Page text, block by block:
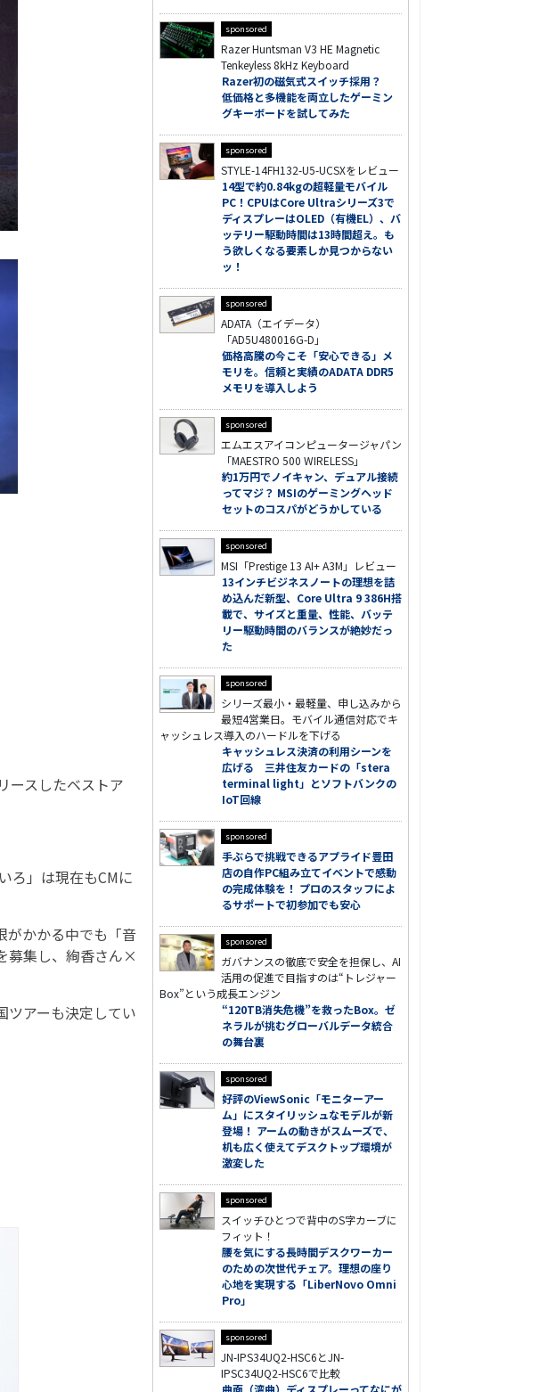
ースしたベストア
ろ」は現在もCMに
がかかる中でも「音
募集し、絢香さん×
ツアーも決定してい
sponsored
Razer Huntsman V3 HE Magnetic
Tenkeyless 8kHz Keyboard
Razer初の磁気式スイッチ採用？
低価格と多機能を両立したゲーミン
グキーボードを試してみた
sponsored
STYLE-14FH132-U5-UCSXをレビュー
14型で約0.84kgの超軽量モバイル
PC！CPUはCore Ultraシリーズ3で
ディスプレーはOLED（有機EL）、バ
ッテリー駆動時間は13時間超え。も
う欲しくなる要素しか見つからない
ッ！
sponsored
ADATA（エイデータ）
「AD5U480016G-D」
価格高騰の今こそ「安心できる」メ
モリを。信頼と実績のADATA DDR5
メモリを導入しよう
sponsored
エムエスアイコンピュータージャパン
「MAESTRO 500 WIRELESS」
約1万円でノイキャン、デュアル接続
ってマジ？ MSIのゲーミングヘッド
セットのコスパがどうかしている
sponsored
MSI「Prestige 13 AI+ A3M」レビュー
13インチビジネスノートの理想を詰
め込んだ新型、Core Ultra 9 386H搭
載で、サイズと重量、性能、バッテ
リー駆動時間のバランスが絶妙だっ
た
sponsored
シリーズ最小・最軽量、申し込みから
最短4営業日。モバイル通信対応でキ
ャッシュレス導入のハードルを下げる
キャッシュレス決済の利用シーンを
広げる 三井住友カードの「stera
terminal light」とソフトバンクの
IoT回線
sponsored
手ぶらで挑戦できるアプライド豊田
店の自作PC組み立てイベントで感動
の完成体験を！ プロのスタッフによ
るサポートで初参加でも安心
sponsored
ガバナンスの徹底で安全を担保し、AI
活用の促進で目指すのは“トレジャー
Box”という成長エンジン
“120TB消失危機”を救ったBox。ゼ
ネラルが挑むグローバルデータ統合
の舞台裏
sponsored
好評のViewSonic「モニターアー
ム」にスタイリッシュなモデルが新
登場！ アームの動きがスムーズで、
机も広く使えてデスクトップ環境が
激変した
sponsored
スイッチひとつで背中のS字カーブに
フィット！
腰を気にする長時間デスクワーカー
のための次世代チェア。理想の座り
心地を実現する「LiberNovo Omni
Pro」
sponsored
JN-IPS34UQ2-HSC6とJN-
IPSC34UQ2-HSC6で比較
曲面（湾曲）ディスプレーってなにが